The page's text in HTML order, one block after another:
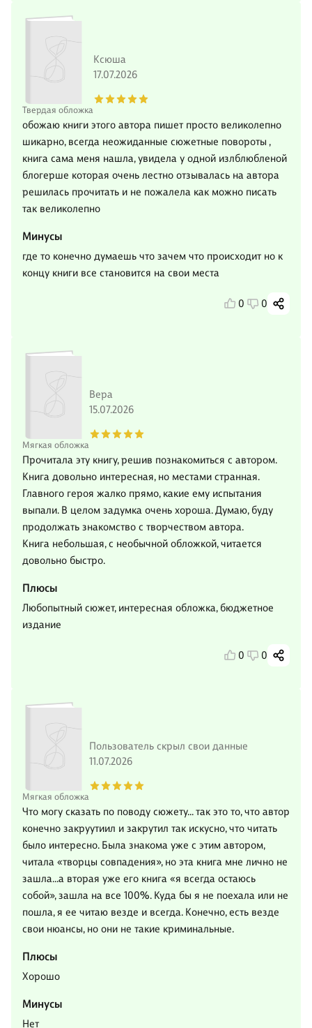
Твердая обложка
Ксюша
17.07.2026
обожаю книги этого автора пишет просто великолепно
шикарно, всегда неожиданные сюжетные повороты ,
книга сама меня нашла, увидела у одной излблюбленой
блогерше которая очень лестно отзывалась на автора
решилась прочитать и не пожалела как можно писать
так великолепно
Минусы
где то конечно думаешь что зачем что происходит но к
концу книги все становится на свои места
0 0
Мягкая обложка
Вера
15.07.2026
Прочитала эту книгу, решив познакомиться с автором.
Книга довольно интересная, но местами странная.
Главного героя жалко прямо, какие ему испытания
выпали. В целом задумка очень хороша. Думаю, буду
продолжать знакомство с творчеством автора.
Книга небольшая, с необычной обложкой, читается
довольно быстро.
Плюсы
Любопытный сюжет, интересная обложка, бюджетное
издание
0 0
Мягкая обложка
Пользователь скрыл свои данные
11.07.2026
Что могу сказать по поводу сюжету… так это то, что автор
конечно закруутиил и закрутил так искусно, что читать
было интересно. Была знакома уже с этим автором,
читала «творцы совпадения», но эта книга мне лично не
зашла…а вторая уже его книга «я всегда остаюсь
собой», зашла на все 100%. Куда бы я не поехала или не
пошла, я ее читаю везде и всегда. Конечно, есть везде
свои нюансы, но они не такие криминальные.
Плюсы
Хорошо
Минусы
Нет